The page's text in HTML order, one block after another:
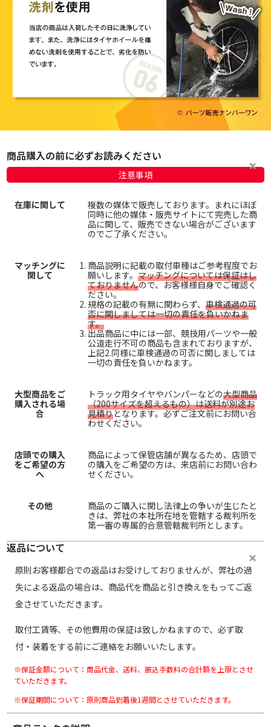
商品購入の前に必ずお読みください
注意事項
在庫に関して
複数の媒体で販売しております。まれにほぼ
同時に他の媒体・販売サイトにて完売した商
品に関して、販売できない場合がございます
のでご了承ください。
マッチングに
関して
商品説明に記載の取付車種はご参考程度でお
願いします。 マッチングについては保証はし
ておりませんので、お客様様自身でご確認く
ださい。
規格の記載の有無に関わらず、 車検通過の可
否に関しましては一切の責任を負いかねま
す。
出品商品に中には一部、競技用パーツや一般
公道走行不可の商品も含まれておりますが、
上記2.同様に車検通過の可否に関しましては
一切の責任を負いかねます。
大型商品をご
購入される場
合
トラック用タイヤやバンパーなどの大型商品
（200サイズを超えるもの）は送料が別途お
見積りとなります。必ずご注文前にお問い合
わせください。
店頭での購入
をご希望の方
へ
商品によって保管店舗が異なるため、店頭で
の購入をご希望の方は、来店前にお問い合わ
せください。
その他
商品のご購入に関し法律上の争いが生じたと
きは、弊社の本社所在地を管轄する裁判所を
第一審の専属的合意管轄裁判所とします。
返品について
原則お客様都合での返品はお受けしておりませんが、弊社の過
失による返品の場合は、商品代を商品と引き換えをもってご返
金させていただきます。
取付工賃等、その他費用の保証は致しかねますので、必ず取
付・装着をする前にご連絡をお願いいたします。
※保証金額について：商品代金、送料、振込手数料の合計額を上限とさせ
ていただきます。
※保証期間について：原則商品到着後1週間とさせていただきます。